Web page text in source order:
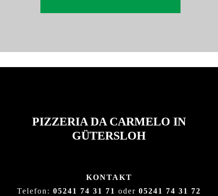
PIZZERIA DA CARMELO IN
GÜTERSLOH
KONTAKT
Telefon: 05241 74 31 71 oder 05241 74 31 72